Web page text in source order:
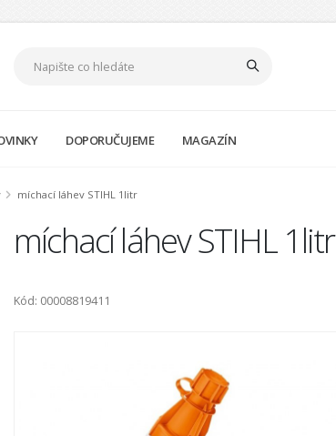
DOPORUČUJEME MAGAZÍN
míchací láhev STIHL 1litr
míchací láhev STIHL 1litr
Kód: 00008819411